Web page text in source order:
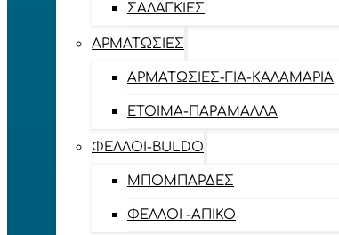
ΣΑΛΑΓΚΙΈΣ
ΑΡΜΑΤΩΣΙΈΣ
ΑΡΜΑΤΩΣΙΈΣ-ΓΙΑ-ΚΑΛΑΜΆΡΙΑ
ΈΤΟΙΜΑ-ΠΑΡΆΜΑΛΛΑ
ΦΕΛΛΟΊ-BULDO
ΜΠΟΜΠΆΡΔΕΣ
ΦΕΛΛΟΊ -ΑΠΊΚΟ